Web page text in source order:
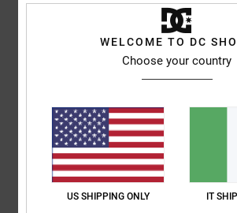
french terry scamosciato in
cotone riciclato, poliestere riciclato con
Vestibilità:vestibilità regular classica e
Tasche:Tascone applicato a marsupio
Stampe a scarico sul petto sinistro e
Nastratura spigata sul retro del collo
Zip a spirale in nylon aperta
WELCOME TO DC
Choose your country
US SHIPPING ONLY IT